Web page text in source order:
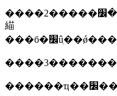
����2�����ڱ�׼���������ܲ��ź��й��������ܲ��żල�����ҵִ���й�ǿ���ա�׼������
緢